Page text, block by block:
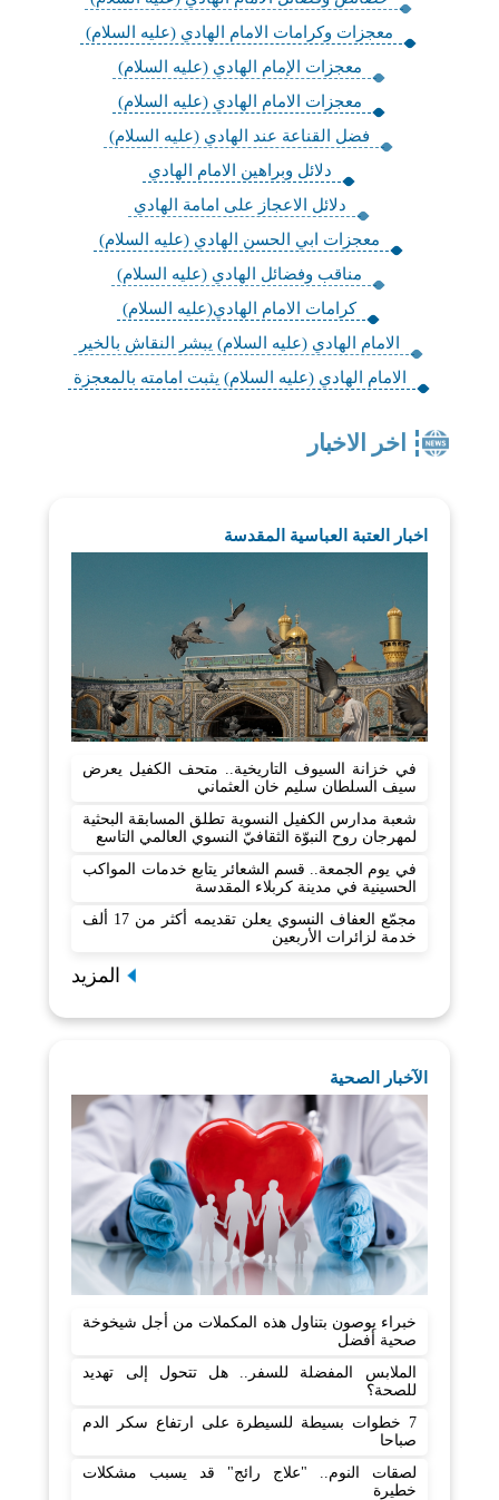
معجزات وكرامات الامام الهادي (عليه السلام)
معجزات الإمام الهادي (عليه السلام)
معجزات الامام الهادي (عليه السلام)
فضل القناعة عند الهادي (عليه السلام)
دلائل وبراهين الامام الهادي
دلائل الاعجاز على امامة الهادي
معجزات ابي الحسن الهادي (عليه السلام)
مناقب وفضائل الهادي (عليه السلام)
كرامات الامام الهادي(عليه السلام)
الامام الهادي (عليه السلام) يبشر النقاش بالخير
الامام الهادي (عليه السلام) يثبت امامته بالمعجزة
اخر الاخبار
اخبار العتبة العباسية المقدسة
في خزانة السيوف التاريخية.. متحف الكفيل يعرض
سيف السلطان سليم خان العثماني
شعبة مدارس الكفيل النسوية تطلق المسابقة البحثية
لمهرجان روح النبوّة الثقافيّ النسوي العالمي التاسع
في يوم الجمعة.. قسم الشعائر يتابع خدمات المواكب
الحسينية في مدينة كربلاء المقدسة
مجمّع العفاف النسوي يعلن تقديمه أكثر من 17 ألف
خدمة لزائرات الأربعين
المزيد
الآخبار الصحية
خبراء يوصون بتناول هذه المكملات من أجل شيخوخة
صحية أفضل
الملابس المفضلة للسفر.. هل تتحول إلى تهديد
للصحة؟
7 خطوات بسيطة للسيطرة على ارتفاع سكر الدم
صباحا
لصقات النوم.. "علاج رائج" قد يسبب مشكلات
خطيرة